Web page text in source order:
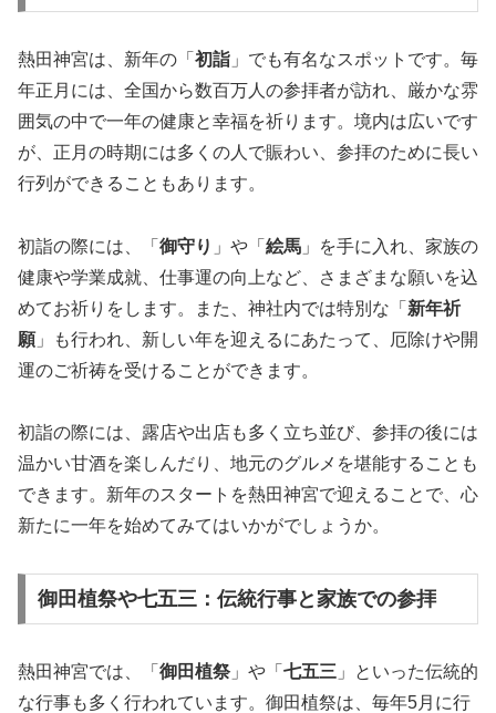
熱田神宮は、新年の「 初詣 」でも有名なスポットです。毎
年正月には、全国から数百万人の参拝者が訪れ、厳かな雰
囲気の中で一年の健康と幸福を祈ります。境内は広いです
が、正月の時期には多くの人で賑わい、参拝のために長い
行列ができることもあります。
初詣の際には、「 御守り 」や「 絵馬 」を手に入れ、家族の
健康や学業成就、仕事運の向上など、さまざまな願いを込
めてお祈りをします。また、神社内では特別な「 新年祈
願」も行われ、新しい年を迎えるにあたって、厄除けや開
運のご祈祷を受けることができます。
初詣の際には、露店や出店も多く立ち並び、参拝の後には
温かい甘酒を楽しんだり、地元のグルメを堪能することも
できます。新年のスタートを熱田神宮で迎えることで、心
新たに一年を始めてみてはいかがでしょうか。
御田植祭や七五三：伝統行事と家族での参拝
熱田神宮では、「 御田植祭 」や「 七五三 」といった伝統的
な行事も多く行われています。御田植祭は、毎年5月に行